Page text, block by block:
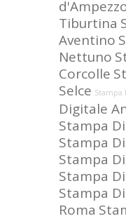
Tiburtina
Aventino
Nettuno
Corcolle
Selce Stampa
Digitale
Stampa
Stampa
Stampa
Stampa
Stampa
Roma